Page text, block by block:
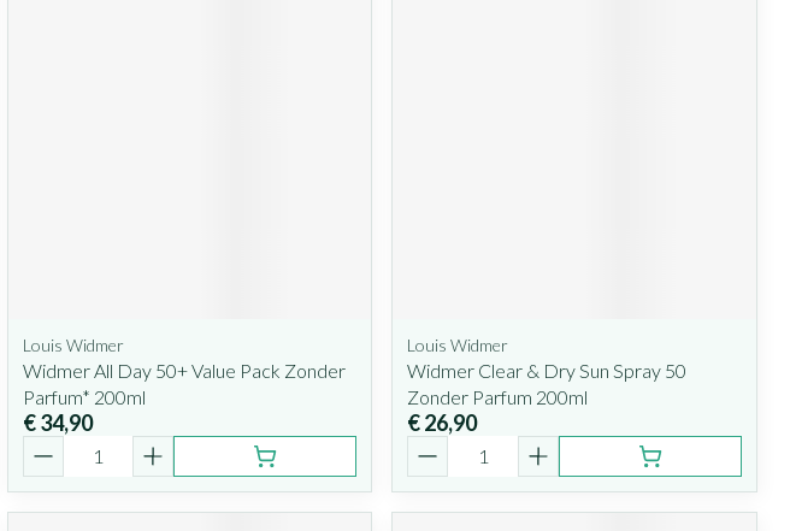
Louis Widmer
Widmer All Day 50+ Value Pack Zonder
Parfum* 200ml
€ 34,90
Louis Widmer
Widmer Clear & Dry Sun Spray 50
Zonder Parfum 200ml
€ 26,90